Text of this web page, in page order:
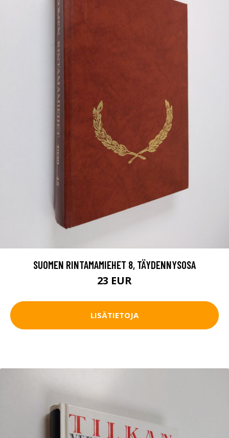
SUOMEN RINTAMAMIEHET 8, TÄYDENNYSOSA
23 EUR
LISÄTIETOJA